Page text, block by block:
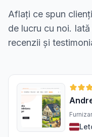
Aflați ce spun
de lucru cu noi.
recenzii și